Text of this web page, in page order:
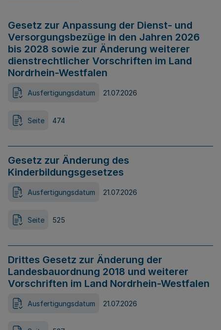
Gesetz zur Anpassung der Dienst- und
Versorgungsbezüge in den Jahren 2026
bis 2028 sowie zur Änderung weiterer
dienstrechtlicher Vorschriften im Land
Nordrhein-Westfalen
Ausfertigungsdatum 21.07.2026
Seite 474
Gesetz zur Änderung des
Kinderbildungsgesetzes
Ausfertigungsdatum 21.07.2026
Seite 525
Drittes Gesetz zur Änderung der
Landesbauordnung 2018 und weiterer
Vorschriften im Land Nordrhein-Westfalen
Ausfertigungsdatum 21.07.2026